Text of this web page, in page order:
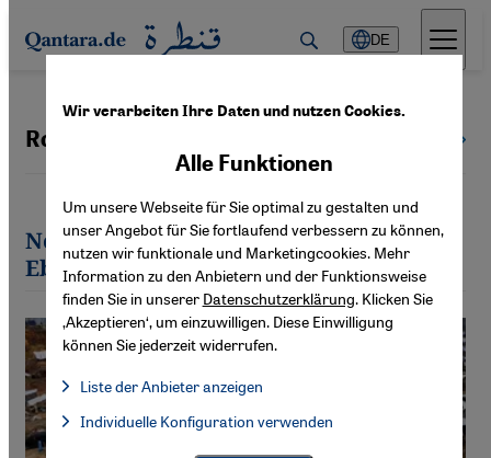
Direkt zum Inhalt springen
DE
Rodion Ebbighausen
Neueste Artikel von Rodion
Ebbighausen
Wir verarbeiten Ihre Daten und nutzen Cookies.
Alle Funktionen
Um unsere Webseite für Sie optimal zu gestalten und
unser Angebot für Sie fortlaufend verbessern zu können,
nutzen wir funktionale und Marketingcookies. Mehr
Information zu den Anbietern und der Funktionsweise
finden Sie in unserer Datenschutzerklärung. Klicken Sie
‚Akzeptieren‘, um einzuwilligen. Diese Einwilligung
können Sie jederzeit widerrufen.
Liste der Anbieter anzeigen
Facebook Embed / Facebook Connect, Google Maps Embed,
Facebook Embed / Facebook Connect
Individuelle Konfiguration verwenden